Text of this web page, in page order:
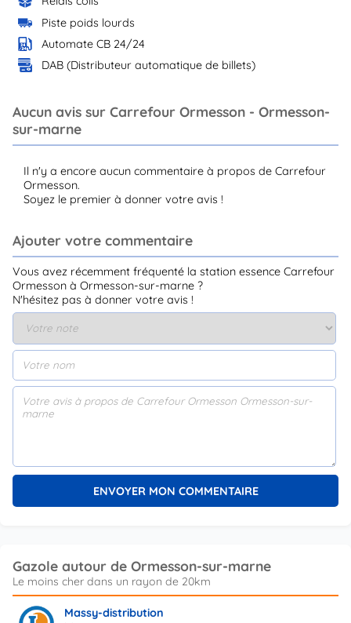
Piste poids lourds
Automate CB 24/24
DAB (Distributeur automatique de billets)
Aucun avis sur Carrefour Ormesson - Ormesson-
sur-marne
Il n'y a encore aucun commentaire à propos de Carrefour
Ormesson.
Soyez le premier à donner votre avis !
Ajouter votre commentaire
Vous avez récemment fréquenté la station essence Carrefour
Ormesson à Ormesson-sur-marne ?
N'hésitez pas à donner votre avis !
Gazole autour de Ormesson-sur-marne
Massy-distribution